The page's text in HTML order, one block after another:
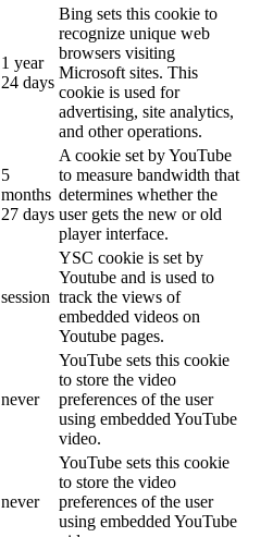
1 year
24 days
Bing sets this cookie to
recognize unique web
browsers visiting
Microsoft sites. This
cookie is used for
advertising, site analytics,
and other operations.
5
months
27 days
A cookie set by YouTube
to measure bandwidth that
determines whether the
user gets the new or old
player interface.
session
YSC cookie is set by
Youtube and is used to
track the views of
embedded videos on
Youtube pages.
never
YouTube sets this cookie
to store the video
preferences of the user
using embedded YouTube
video.
never
YouTube sets this cookie
to store the video
preferences of the user
using embedded YouTube